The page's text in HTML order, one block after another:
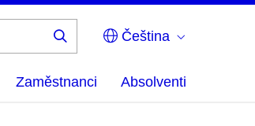
Čeština
Zaměstnanci Absolventi